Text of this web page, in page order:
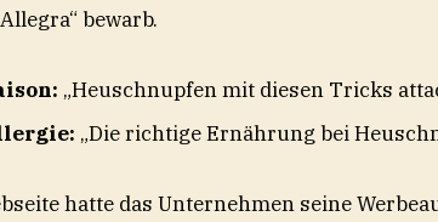
bewarb.
„Heuschnupfen mit diesen Tricks
„Die richtige Ernährung bei
hatte das Unternehmen seine